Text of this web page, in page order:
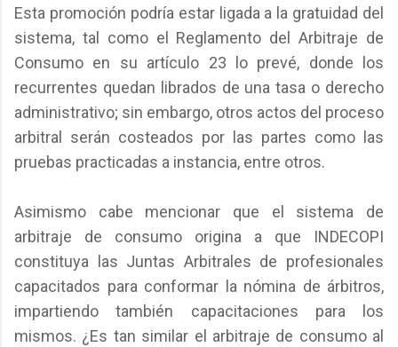
Esta promoción podría estar ligada a la gratuidad del
sistema, tal como el Reglamento del Arbitraje de
Consumo en su artículo 23 lo prevé, donde los
recurrentes quedan librados de una tasa o derecho
administrativo; sin embargo, otros actos del proceso
arbitral serán costeados por las partes como las
pruebas practicadas a instancia, entre otros.
Asimismo cabe mencionar que el sistema de
arbitraje de consumo origina a que INDECOPI
constituya las Juntas Arbitrales de profesionales
capacitados para conformar la nómina de árbitros,
impartiendo también capacitaciones para los
mismos. ¿Es tan similar el arbitraje de consumo al